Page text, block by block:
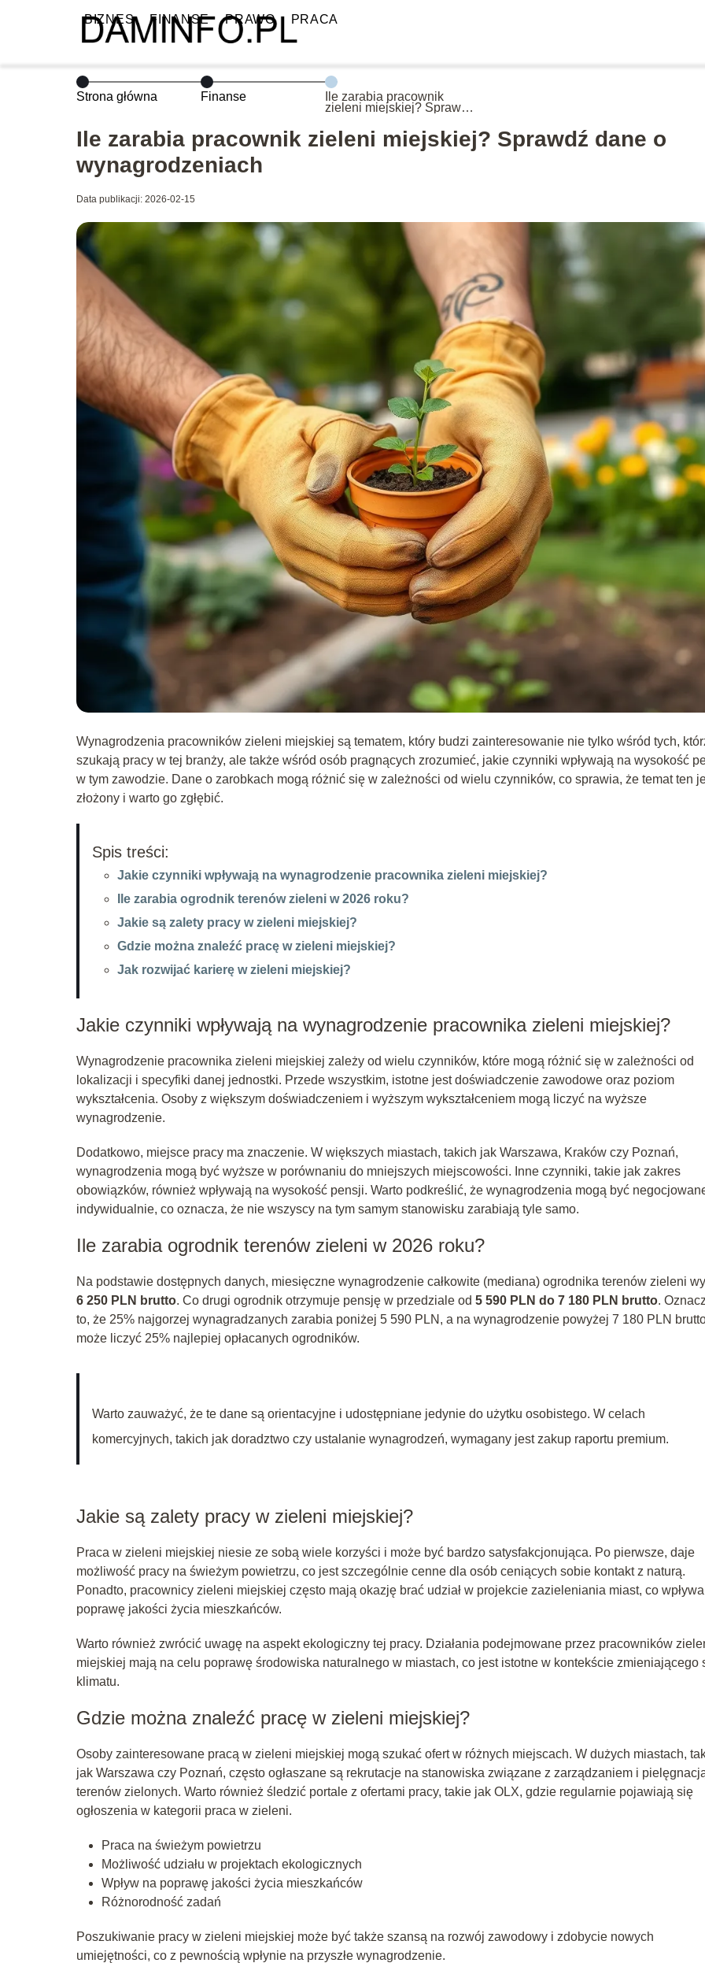
BIZNES FINANSE PRAWO PRACA
Strona główna Finanse
Ile zarabia pracownik
zieleni miejskiej? Sprawdź
Ile zarabia pracownik zieleni miejskiej? Sprawdź dane o
wynagrodzeniach
Data publikacji: 2026-02-15
Wynagrodzenia pracowników zieleni miejskiej są tematem, który budzi zainteresowanie nie tylko wśród tych,
szukają pracy w tej branży, ale także wśród osób pragnących zrozumieć, jakie czynniki wpływają na wysokość
w tym zawodzie. Dane o zarobkach mogą różnić się w zależności od wielu czynników, co sprawia, że temat ten
złożony i warto go zgłębić.
Spis treści:
Jakie czynniki wpływają na wynagrodzenie pracownika zieleni miejskiej?
Ile zarabia ogrodnik terenów zieleni w 2026 roku?
Jakie są zalety pracy w zieleni miejskiej?
Gdzie można znaleźć pracę w zieleni miejskiej?
Jak rozwijać karierę w zieleni miejskiej?
Jakie czynniki wpływają na wynagrodzenie pracownika zieleni miejskiej?
Wynagrodzenie pracownika zieleni miejskiej zależy od wielu czynników, które mogą różnić się w zależności od
lokalizacji i specyfiki danej jednostki. Przede wszystkim, istotne jest doświadczenie zawodowe oraz poziom
wykształcenia. Osoby z większym doświadczeniem i wyższym wykształceniem mogą liczyć na wyższe
wynagrodzenie.
Dodatkowo, miejsce pracy ma znaczenie. W większych miastach, takich jak Warszawa, Kraków czy Poznań,
wynagrodzenia mogą być wyższe w porównaniu do mniejszych miejscowości. Inne czynniki, takie jak zakres
obowiązków, również wpływają na wysokość pensji. Warto podkreślić, że wynagrodzenia mogą być
indywidualnie, co oznacza, że nie wszyscy na tym samym stanowisku zarabiają tyle samo.
Ile zarabia ogrodnik terenów zieleni w 2026 roku?
Na podstawie dostępnych danych, miesięczne wynagrodzenie całkowite (mediana) ogrodnika terenów zieleni
6 250 PLN brutto. Co drugi ogrodnik otrzymuje pensję w przedziale od 5 590 PLN do 7 180 PLN brutto.
to, że 25% najgorzej wynagradzanych zarabia poniżej 5 590 PLN, a na wynagrodzenie powyżej 7 180 PLN
może liczyć 25% najlepiej opłacanych ogrodników.
Warto zauważyć, że te dane są orientacyjne i udostępniane jedynie do użytku osobistego. W celach
komercyjnych, takich jak doradztwo czy ustalanie wynagrodzeń, wymagany jest zakup raportu premium.
Jakie są zalety pracy w zieleni miejskiej?
Praca w zieleni miejskiej niesie ze sobą wiele korzyści i może być bardzo satysfakcjonująca. Po pierwsze, daje
możliwość pracy na świeżym powietrzu, co jest szczególnie cenne dla osób ceniących sobie kontakt z naturą.
Ponadto, pracownicy zieleni miejskiej często mają okazję brać udział w projekcie zazieleniania miast, co
poprawę jakości życia mieszkańców.
Warto również zwrócić uwagę na aspekt ekologiczny tej pracy. Działania podejmowane przez pracowników
miejskiej mają na celu poprawę środowiska naturalnego w miastach, co jest istotne w kontekście zmieniającego
klimatu.
Gdzie można znaleźć pracę w zieleni miejskiej?
Osoby zainteresowane pracą w zieleni miejskiej mogą szukać ofert w różnych miejscach. W dużych miastach,
jak Warszawa czy Poznań, często ogłaszane są rekrutacje na stanowiska związane z zarządzaniem i
terenów zielonych. Warto również śledzić portale z ofertami pracy, takie jak OLX, gdzie regularnie pojawiają się
ogłoszenia w kategorii praca w zieleni.
Praca na świeżym powietrzu
Możliwość udziału w projektach ekologicznych
Wpływ na poprawę jakości życia mieszkańców
Różnorodność zadań
Poszukiwanie pracy w zieleni miejskiej może być także szansą na rozwój zawodowy i zdobycie nowych
umiejętności, co z pewnością wpłynie na przyszłe wynagrodzenie.